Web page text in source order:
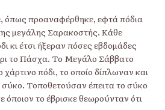
όπως προαναφέρθηκε, εφτά πόδια
µεγάλης Σαρακοστής. Κάθε
κι έτσι ήξεραν πόσες εβδοµάδες
το Πάσχα. Το Μεγάλο Σάββατο
χάρτινο πόδι, το οποίο δίπλωναν και
Τοποθετούσαν έπειτα το σύκο
όποιον το έβρισκε θεωρούνταν ότι